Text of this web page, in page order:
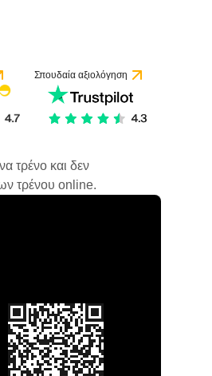
Σπουδαία αξιολόγηση
τρένο και δεν
τρένου online.